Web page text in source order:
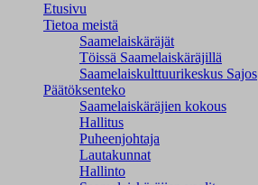
Etusivu
Tietoa meistä
Saamelaiskäräjät
Töissä Saamelaiskäräjillä
Saamelaiskulttuuri­keskus Sajos
Päätöksenteko
Saamelaiskäräjien kokous
Hallitus
Puheenjohtaja
Lautakunnat
Hallinto